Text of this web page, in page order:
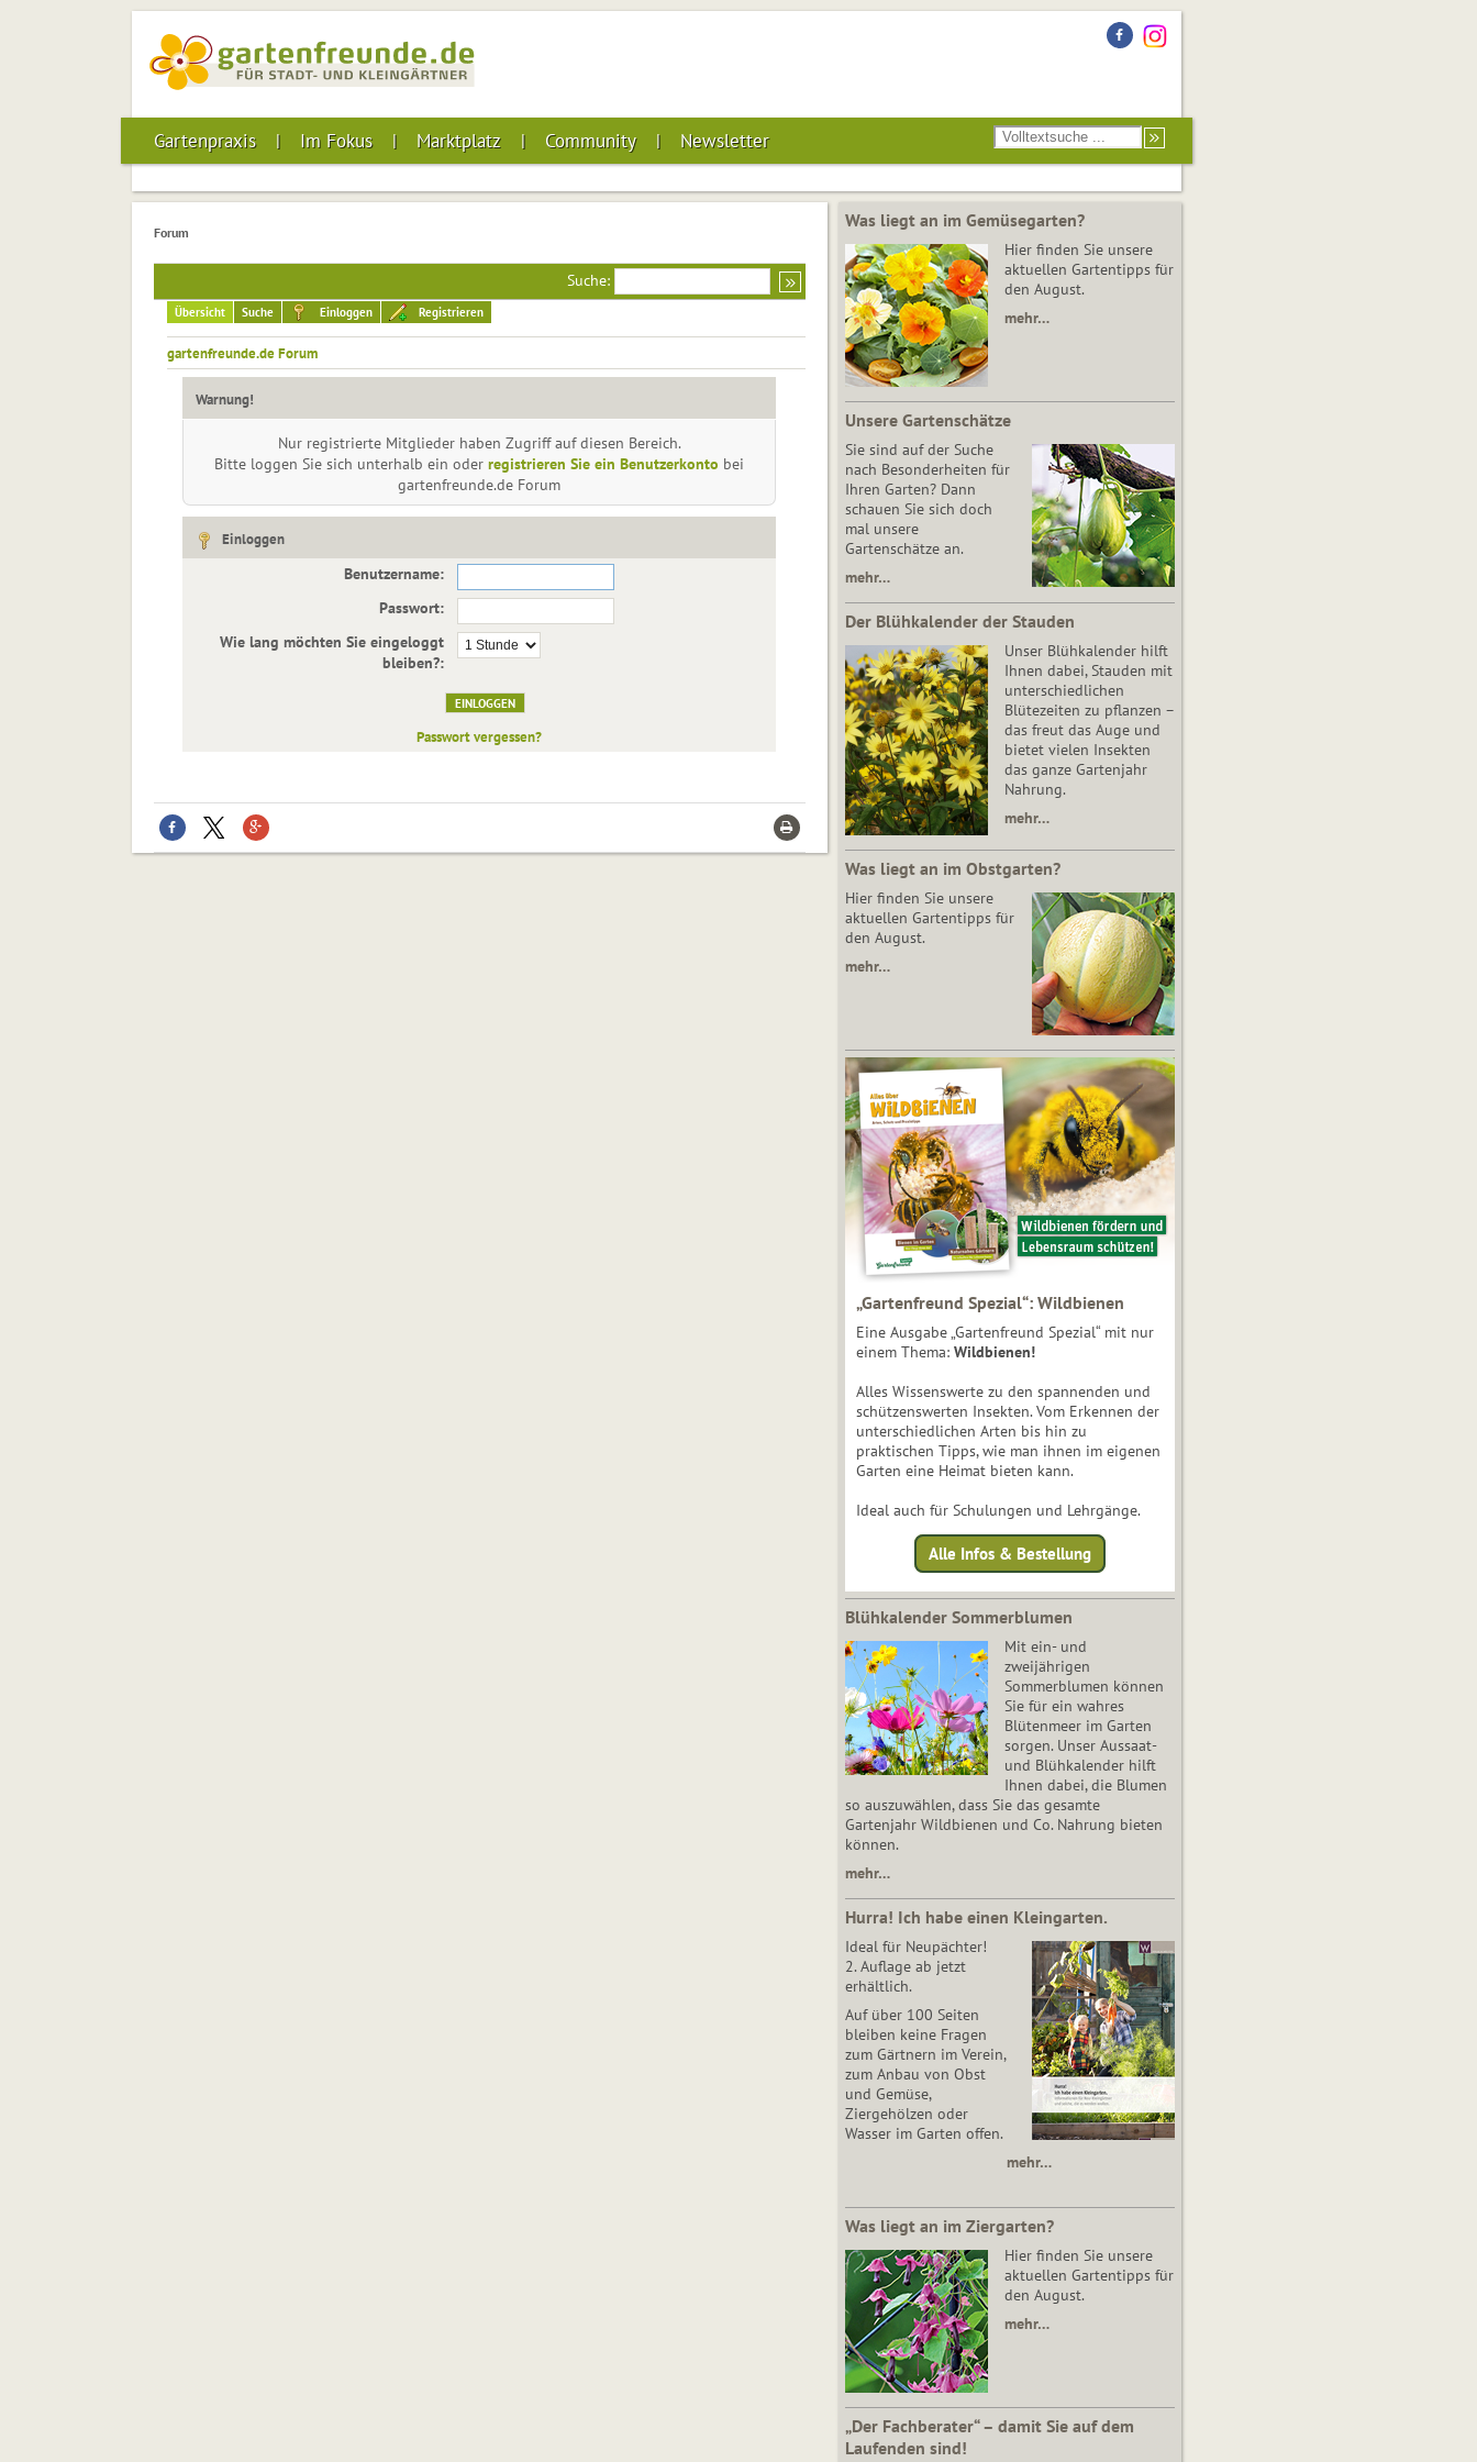
Gartenpraxis Im Fokus Marktplatz Community Newsletter
Forum
Suche:
Übersicht Suche Einloggen Registrieren
gartenfreunde.de Forum
Warnung!
Nur registrierte Mitglieder haben Zugriff auf diesen Bereich.
Bitte loggen Sie sich unterhalb ein oder registrieren Sie ein Benutzerkonto bei
gartenfreunde.de Forum
Einloggen
Benutzername:
Passwort:
Wie lang möchten Sie eingeloggt
bleiben?:
Passwort vergessen?
Was liegt an im Gemüsegarten?
Hier finden Sie unsere
aktuellen Gartentipps für
den August.
mehr…
Unsere Gartenschätze
Sie sind auf der Suche
nach Besonderheiten für
Ihren Garten? Dann
schauen Sie sich doch
mal unsere
Gartenschätze an.
mehr…
Der Blühkalender der Stauden
Unser Blühkalender hilft
Ihnen dabei, Stauden mit
unterschiedlichen
Blütezeiten zu pflanzen –
das freut das Auge und
bietet vielen Insekten
das ganze Gartenjahr
Nahrung.
mehr…
Was liegt an im Obstgarten?
Hier finden Sie unsere
aktuellen Gartentipps für
den August.
mehr…
„Gartenfreund Spezial“: Wildbienen
Eine Ausgabe „Gartenfreund Spezial“ mit nur
einem Thema: Wildbienen!
Alles Wissenswerte zu den spannenden und
schützenswerten Insekten. Vom Erkennen der
unterschiedlichen Arten bis hin zu
praktischen Tipps, wie man ihnen im eigenen
Garten eine Heimat bieten kann.
Ideal auch für Schulungen und Lehrgänge.
Alle Infos & Bestellung
Blühkalender Sommerblumen
Mit ein- und
zweijährigen
Sommerblumen können
Sie für ein wahres
Blütenmeer im Garten
sorgen. Unser Aussaat-
und Blühkalender hilft
Ihnen dabei, die Blumen
so auszuwählen, dass Sie das gesamte
Gartenjahr Wildbienen und Co. Nahrung bieten
können.
mehr…
Hurra! Ich habe einen Kleingarten.
Ideal für Neupächter!
2. Auflage ab jetzt
erhältlich.
Auf über 100 Seiten
bleiben keine Fragen
zum Gärtnern im Verein,
zum Anbau von Obst
und Gemüse,
Ziergehölzen oder
Wasser im Garten offen.
mehr…
Was liegt an im Ziergarten?
Hier finden Sie unsere
aktuellen Gartentipps für
den August.
mehr…
„Der Fachberater“ – damit Sie auf dem
Laufenden sind!